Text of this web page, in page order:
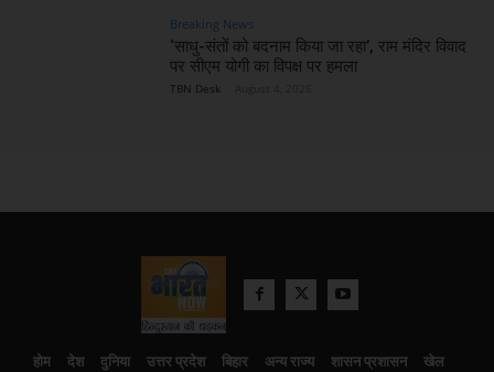
Breaking News
‘साधु-संतों को बदनाम किया जा रहा’, राम मंदिर विवाद
पर सीएम योगी का विपक्ष पर हमला
TBN Desk
होम देश दुनिया उत्तर प्रदेश बिहार अन्य राज्य शासन प्रशासन
खेल